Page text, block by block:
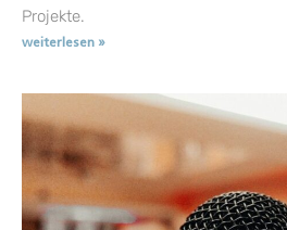
Projekte.
weiterlesen »